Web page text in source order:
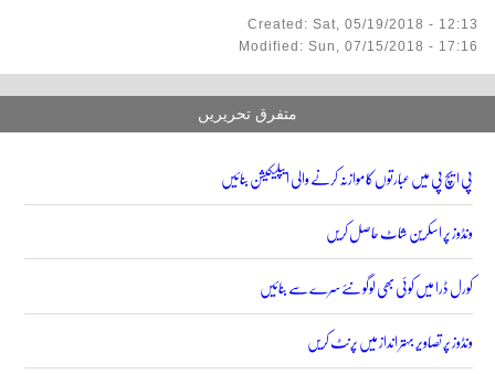
Created: Sat, 05/19/2018 - 12:13
Modified: Sun, 07/15/2018 - 17:16
متفرق تحریریں
پی ایچ پی میں عبارتوں کا موازنہ کرنے والی ایپلیکیشن بنائیں
ونڈوز پر اسکرین شاٹ حاصل کریں
کورل ڈرا میں کوئی بھی لوگو نئے سرے سے بنائیں
ونڈوز پر تصاویر بہتر انداز میں پرنٹ کریں